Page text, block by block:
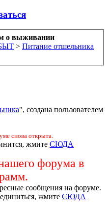
о выживании
> Питание отшельника
", создана пользователем
снова открыта.
жмите СЮДА
форума в
сообщения на форуме.
жмите СЮДА